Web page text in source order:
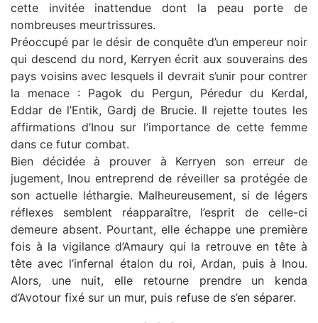
cette invitée inattendue dont la peau porte de
nombreuses meurtrissures.
Préoccupé par le désir de conquête d’un empereur noir
qui descend du nord, Kerryen écrit aux souverains des
pays voisins avec lesquels il devrait s’unir pour contrer
la menace : Pagok du Pergun, Péredur du Kerdal,
Eddar de l’Entik, Gardj de Brucie. Il rejette toutes les
affirmations d’Inou sur l’importance de cette femme
dans ce futur combat.
Bien décidée à prouver à Kerryen son erreur de
jugement, Inou entreprend de réveiller sa protégée de
son actuelle léthargie. Malheureusement, si de légers
réflexes semblent réapparaître, l’esprit de celle-ci
demeure absent. Pourtant, elle échappe une première
fois à la vigilance d’Amaury qui la retrouve en tête à
tête avec l’infernal étalon du roi, Ardan, puis à Inou.
Alors, une nuit, elle retourne prendre un kenda
d’Avotour fixé sur un mur, puis refuse de s’en séparer.